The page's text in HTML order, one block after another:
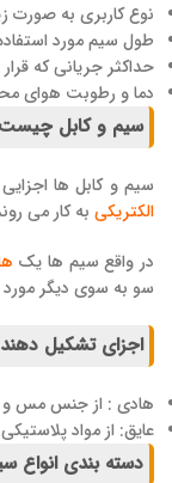
نوع کاربری به صورت
طول سیم مورد
حداکثر جریانی که
دما و رطوبت هوای
سیم و کابل
سیم و کابل ها
الکتریکی به کار می
در واقع سیم ها یک
سو به سوی دیگر مورد
اجزای تشکیل
هادی : از جنس مس و
عایق: از مواد
دسته بندی انواع